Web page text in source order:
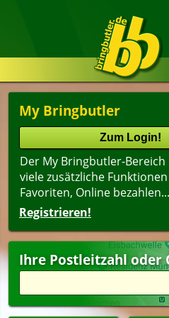
My Bringbutler
Der My Bringbutler-
viele zusätzliche
Favoriten, Online bezahlen...
Registrieren!
Ihre Postleitzahl oder
Name
Alter(ältester Shop zuerst)